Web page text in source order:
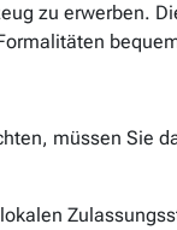
zu erwerben.
müssen Sie